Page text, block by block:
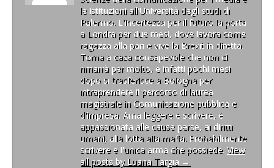
le istituzioni all'Università degli studi di
Palermo. L'incertezza per il futuro la porta
a Londra per due mesi, dove lavora come
ragazza alla pari e vive la Brexit in diretta.
Torna a casa consapevole che non ci
rimarrà per molto, e infatti pochi mesi
dopo si trasferisce a Bologna per
intraprendere il percorso di laurea
magistrale in Comunicazione pubblica e
d'impresa. Ama leggere e scrivere, è
appassionata alle cause perse, ai diritti
umani, alla lotta alla mafia. Probabilmente
scrivere è l'unica arma che possiede. View
all posts by Luana Targia →